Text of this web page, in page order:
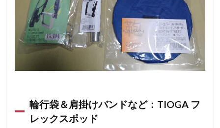
ついて
きたプ
チプチ
＆お弁
当の輪
ゴム
締結バ
ンド：
マルト
輪行袋＆肩掛けバンドなど：TIOGA フ
レックスポッド